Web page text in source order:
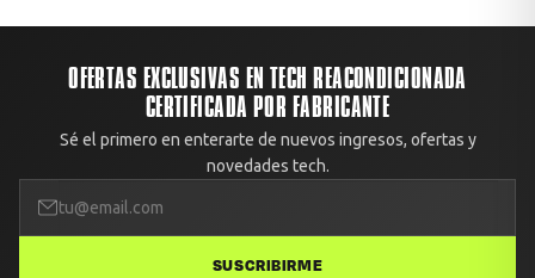
OFERTAS EXCLUSIVAS EN TECH REACONDICIONADA
CERTIFICADA POR FABRICANTE
Sé el primero en enterarte de nuevos ingresos, ofertas y
novedades tech.
SUSCRIBIRME